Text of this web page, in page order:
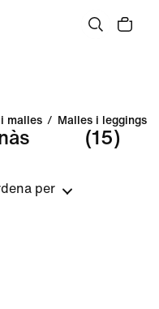
malles / Malles i leggings
(15)
per